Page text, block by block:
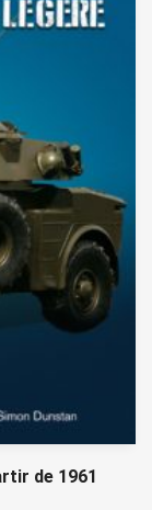
de 1961